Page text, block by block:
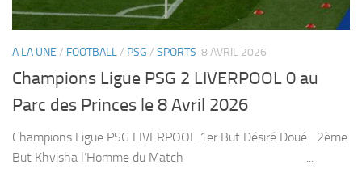
A LA UNE / FOOTBALL/ PSG / SPORTS 8 AVRIL 2026
Champions Ligue PSG 2 LIVERPOOL 0 au
Parc des Princes le 8 Avril 2026
Champions Ligue PSG LIVERPOOL 1er But Désiré Doué 2ème
But Khvisha l’Homme du Match ...